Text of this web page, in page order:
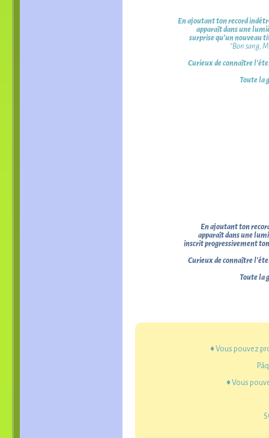
En ajoutant ton record
apparaît dans une
surprise qu’un nouveau
“Bon sang,
Curieux de connaître
Toute la
En ajoutant ton
apparaît dans une
inscrit progressivement ton
Curieux de connaître
Toute la
♦ Vous pouvez
♦ Vous